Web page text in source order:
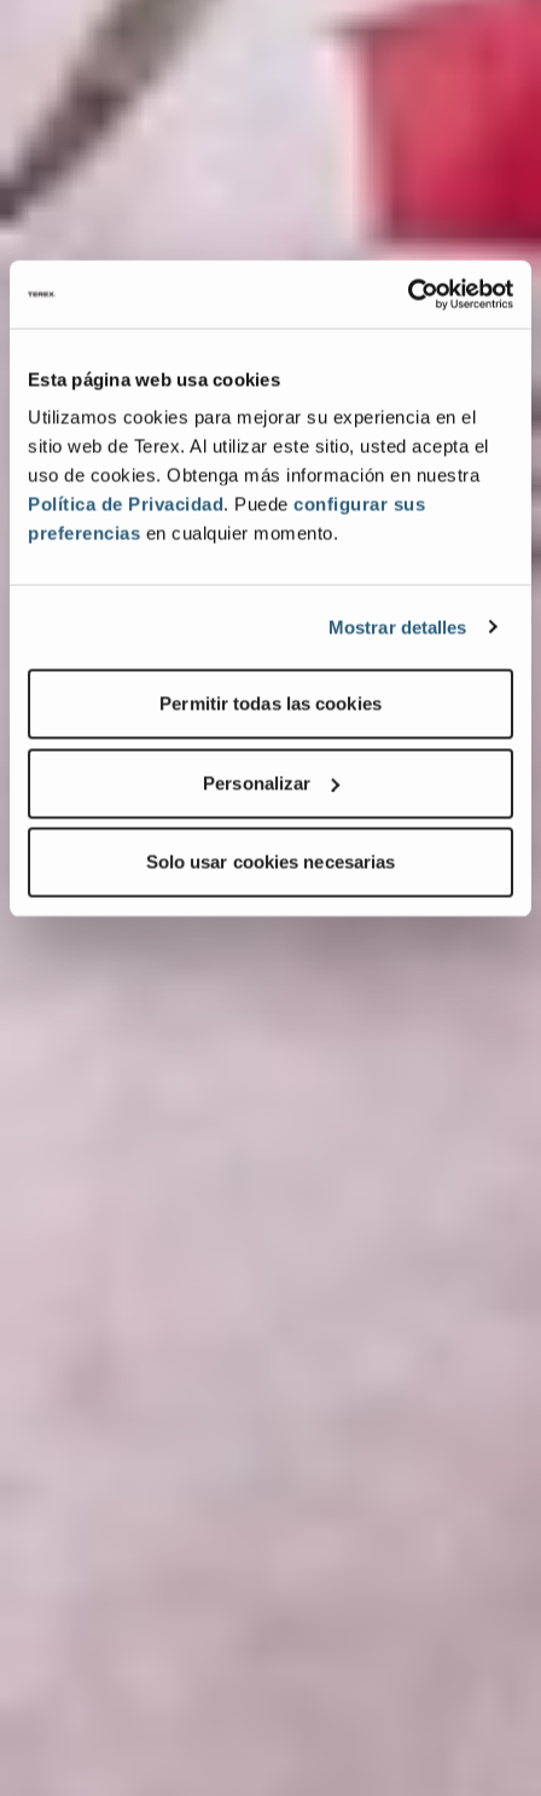
Esta página web usa cookies
Utilizamos cookies para mejorar su experiencia en el
sitio web de Terex. Al utilizar este sitio, usted acepta el
uso de cookies. Obtenga más información en nuestra
Política de Privacidad. Puede configurar sus
preferencias en cualquier momento.
Mostrar detalles
Permitir todas las cookies
Personalizar
Solo usar cookies necesarias